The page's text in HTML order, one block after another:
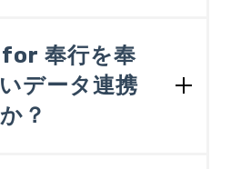
ンズオンセミナーで
for 奉行を操作し、
ータを受け入れる際の
ーズからデータを取り
奉行を奉
データ連携
？